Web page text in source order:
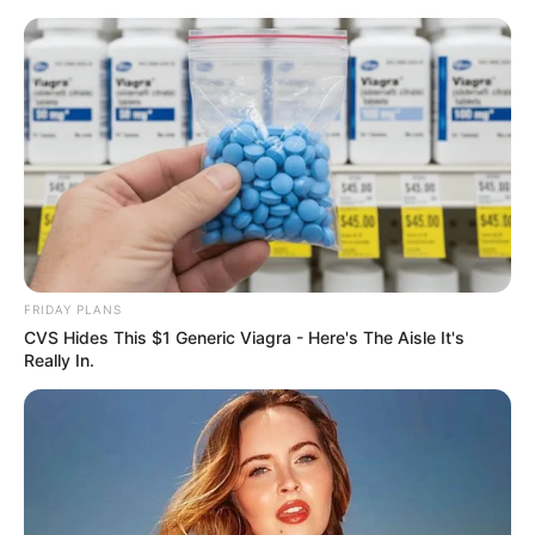
Preußisch Oldendorf
Ausflugsziele Veranstaltungen
Bald ist Mariä Himmelfahrt: Sonnabend, den 15.08.2026
FRIDAY PLANS
CVS Hides This $1 Generic Viagra - Here's The Aisle It's
Really In.